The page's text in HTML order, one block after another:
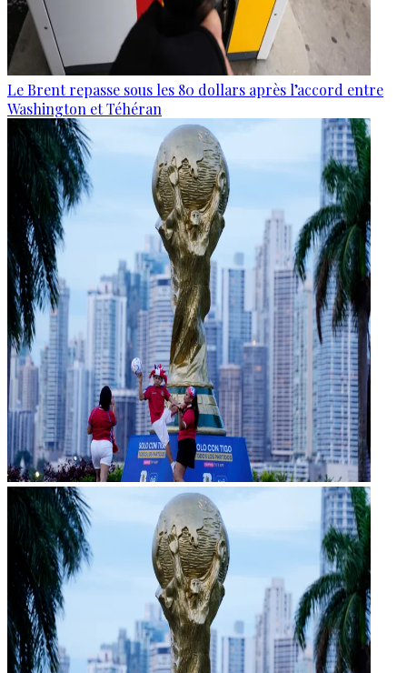
Le Brent repasse sous les 80 dollars après l’accord entre
Washington et Téhéran